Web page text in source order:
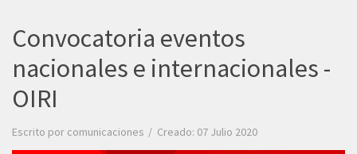
Convocatoria eventos
nacionales e internacionales -
OIRI
Escrito por comunicaciones Creado: 07 Julio 2020